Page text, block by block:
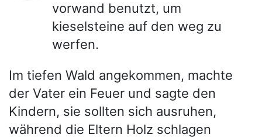
vorwand benutzt, um
kieselsteine auf den weg zu
werfen.
Im tiefen Wald angekommen, machte
der Vater ein Feuer und sagte den
Kindern, sie sollten sich ausruhen,
während die Eltern Holz schlagen